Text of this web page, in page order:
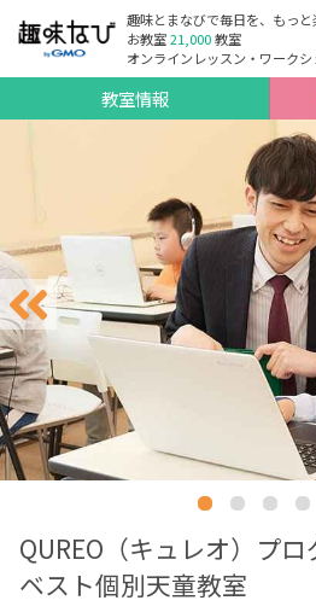
趣味とまなびで毎日を、もっと
お教室21,000教室
オンラインレッスン・ワーク
教室情報
QUREO（キュレオ）プ
ベスト個別天童教室